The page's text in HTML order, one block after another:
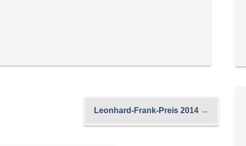
Leonhard-Frank-Preis 2014→